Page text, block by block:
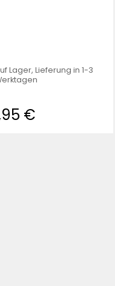
Lager, Lieferung in 1-3
€